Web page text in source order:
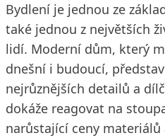
Bydlení je jednou ze
také jednou z největších
lidí. Moderní dům, který
dnešní i budoucí,
nejrůznějších detailů a
dokáže reagovat na
narůstající ceny